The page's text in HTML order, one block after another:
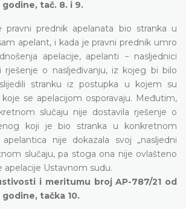
godine, tač. 8. i 9.
pravni prednik apelanata bio stranka u
apelant, i kada je pravni prednik umro
apelacije, apelanti − nasljednici
rješenje o nasljeđivanju, iz kojeg bi bilo
stranku iz postupka u kojem su
se apelacijom osporavaju. Međutim,
slučaju nije dostavila rješenje o
koji je bio stranka u konkretnom
nije dokazala svoj „nasljedni
slučaju, pa stoga ona nije ovlašteno
apelacije Ustavnom sudu.
i meritumu broj AP-787/21 od
godine, tačka 10.